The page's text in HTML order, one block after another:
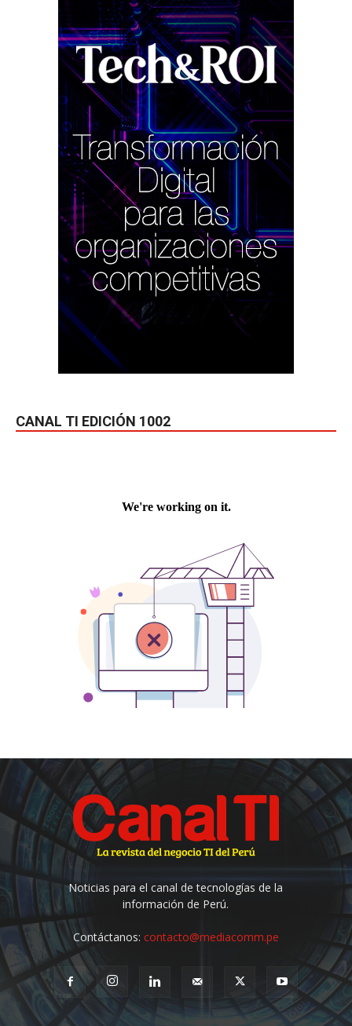
CANAL TI EDICIÓN 1002
Noticias para el canal de tecnologías de la
información de Perú.
Contáctanos: contacto@mediacomm.pe